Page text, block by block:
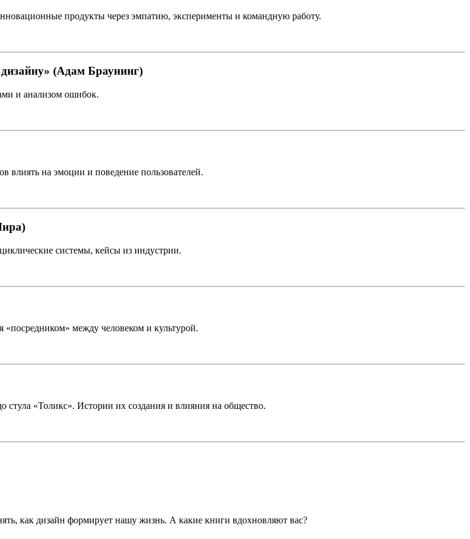
продукты через эмпатию, эксперименты и командную работу.
(Адам Браунинг)
и анализом ошибок.
на эмоции и поведение пользователей.
системы, кейсы из индустрии.
«посредником» между человеком и культурой.
«Толикс». Истории их создания и влияния на общество.
как дизайн формирует нашу жизнь. А какие книги вдохновляют вас?